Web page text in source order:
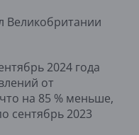
Великобритании
2024 года
от
на 85 % меньше,
сентябрь 2023